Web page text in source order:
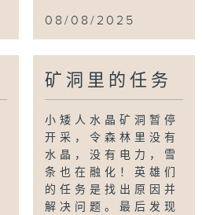
08/08/2025
矿洞里的任务
小矮人水晶矿洞暂停
开采，令森林里没有
水晶，没有电力，雪
条也在融化！英雄们
的任务是找出原因并
解决问题。最后发现